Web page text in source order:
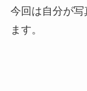
今回は自分が写
ます。